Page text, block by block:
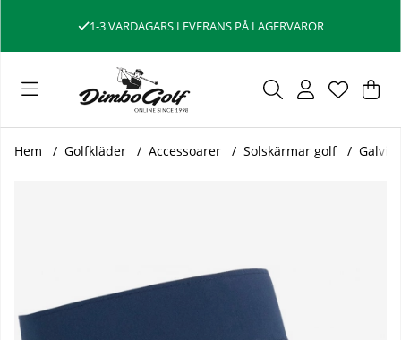
1-3 VARDAGARS LEVERANS PÅ LAGERVAROR
.
Hem Golfkläder Accessoarer Solskärmar golf Galvin